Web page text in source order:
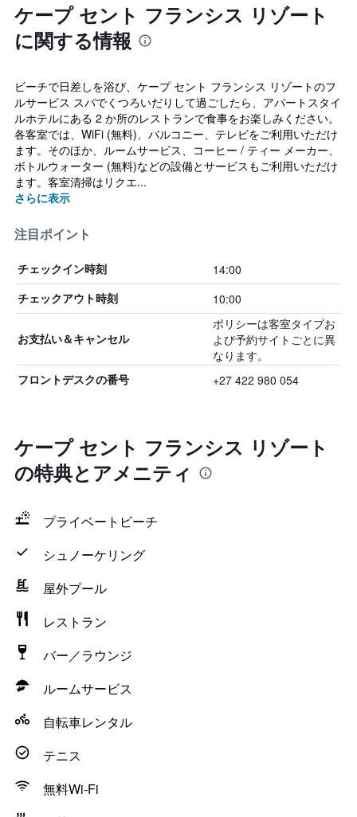
ケープ セント フランシス リゾート
に関する情報
ビーチで日差しを浴び、ケープ セント フランシス リゾートのフ
ルサービス スパでくつろいだりして過ごしたら、アパートスタイ
ルホテルにある 2 か所のレストランで食事をお楽しみください。
各客室では、WiFi (無料)、バルコニー、テレビをご利用いただけ
ます。そのほか、ルームサービス、コーヒー / ティー メーカー、
ボトルウォーター (無料)などの設備とサービスもご利用いただけ
ます。客室清掃はリクエ...
さらに表示
注目ポイント
チェックイン時刻 14:00
チェックアウト時刻 10:00
お支払い＆キャンセル
ポリシーは客室タイプお
よび予約サイトごとに異
なります。
フロントデスクの番号 +27 422 980 054
ケープ セント フランシス リゾート
の特典とアメニティ
プライベートビーチ
シュノーケリング
屋外プール
レストラン
バー／ラウンジ
ルームサービス
自転車レンタル
テニス
無料Wi-Fi